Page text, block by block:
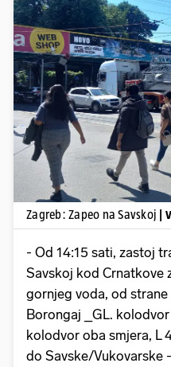
Zagreb: Zapeo na Savskoj |
- Od 14:15 sati, zastoj
Savskoj kod Crnatkove
gornjeg voda, od
Borongaj _GL.
kolodvor oba smjera, L
do Savske/Vukovarske